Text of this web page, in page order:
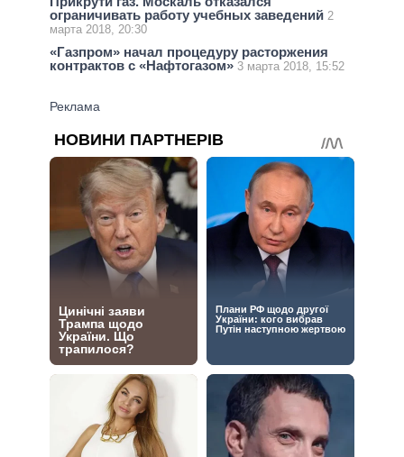
ограничивать работу учебных заведений 2
марта 2018, 20:30
«Газпром» начал процедуру расторжения
контрактов с «Нафтогазом» 3 марта 2018, 15:52